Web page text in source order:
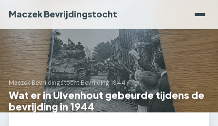
Maczek Bevrijdingstocht
Maczek Bevrijdingstocht›Bevrijding 1944
Wat er in Ulvenhout gebeurde tijdens de
bevrijding in 1944